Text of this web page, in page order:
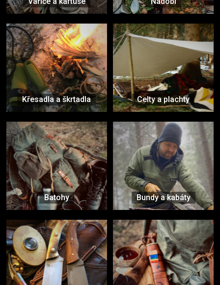
Křesadla a škrtadla Celty a plachty
Batohy Bundy a kabáty